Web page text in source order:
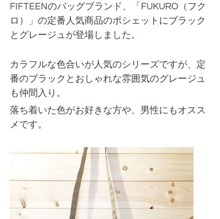
FIFTEENのバッグブランド、「FUKURO（フク
ロ）」の定番人気商品のポシェットにブラック
とグレージュが登場しました。
カラフルな色合いが人気のシリーズですが、定
番のブラックとおしゃれな雰囲気のグレージュ
も仲間入り。
落ち着いた色がお好きな方や、男性にもオスス
メです。